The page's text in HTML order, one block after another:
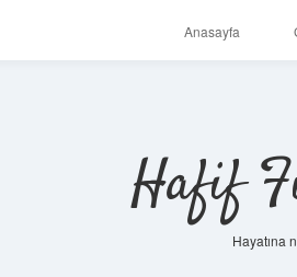
Anasayfa
Hafif
Hayatına